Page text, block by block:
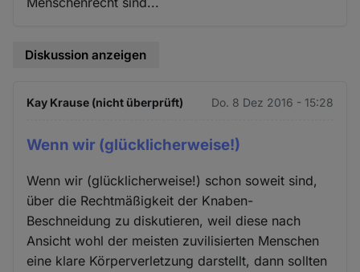
Diskussion anzeigen
Kay Krause (nicht überprüft) Do. 8 Dez 2016 - 15:28
Wenn wir (glücklicherweise!)
Wenn wir (glücklicherweise!) schon soweit sind,
über die Rechtmäßigkeit der Knaben-
Beschneidung zu diskutieren, weil diese nach
Ansicht wohl der meisten zuvilisierten Menschen
eine klare Körperverletzung darstellt, dann sollten